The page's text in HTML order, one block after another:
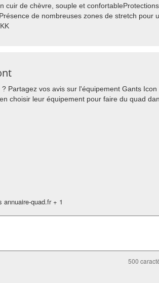
cuir de chèvre, souple et
de nombreuses zones de stretch pour
Partagez vos avis sur l'équipement Gants Icon
choisir leur équipement pour faire du quad
annuaire-quad.fr + 1
500